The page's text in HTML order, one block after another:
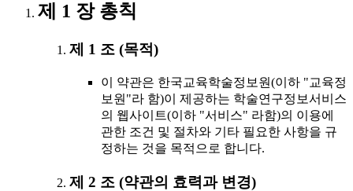
제 1 장 총칙
제 1 조 (목적)
이 약관은 한국교육학술정보원(이하 "교육정
보원"라 함)이 제공하는 학술연구정보서비스
의 웹사이트(이하 "서비스" 라함)의 이용에
관한 조건 및 절차와 기타 필요한 사항을 규
정하는 것을 목적으로 합니다.
제 2 조 (약관의 효력과 변경)